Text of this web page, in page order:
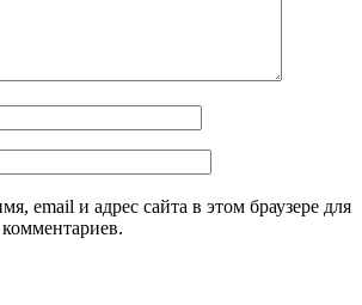
email и адрес сайта в этом браузере для